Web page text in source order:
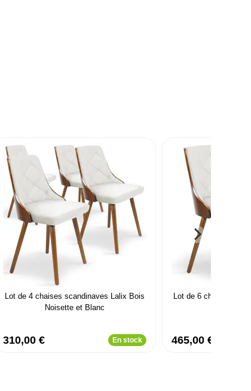
Lot de 4 chaises scandinaves Lalix Bois
Noisette et Blanc
310,00 € En stock
Lot de 6 chaises
465,00 €